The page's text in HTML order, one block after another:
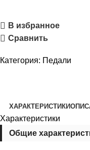
В избранное
Сравнить
Категория: Педали
ХАРАКТЕРИСТИКИ
Характеристики
Общие